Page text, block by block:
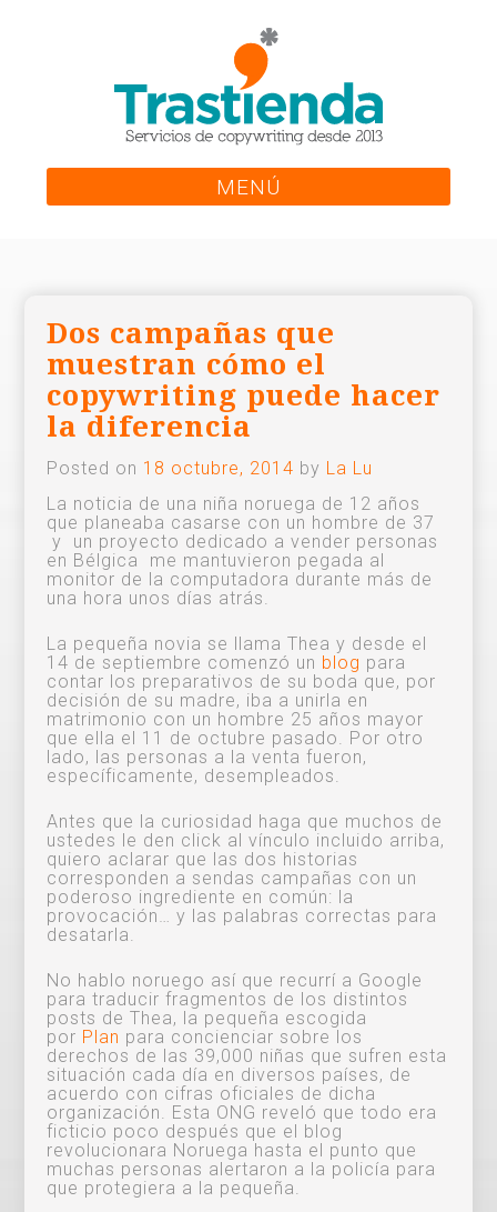
MENÚ
Dos campañas que
muestran cómo el
copywriting puede hacer
la diferencia
Posted on 18 octubre, 2014 by La Lu
La noticia de una niña noruega de 12 años
que planeaba casarse con un hombre de 37
y un proyecto dedicado a vender personas
en Bélgica me mantuvieron pegada al
monitor de la computadora durante más de
una hora unos días atrás.
La pequeña novia se llama Thea y desde el
14 de septiembre comenzó un blog para
contar los preparativos de su boda que, por
decisión de su madre, iba a unirla en
matrimonio con un hombre 25 años mayor
que ella el 11 de octubre pasado. Por otro
lado, las personas a la venta fueron,
específicamente, desempleados.
Antes que la curiosidad haga que muchos de
ustedes le den click al vínculo incluido arriba,
quiero aclarar que las dos historias
corresponden a sendas campañas con un
poderoso ingrediente en común: la
provocación… y las palabras correctas para
desatarla.
No hablo noruego así que recurrí a Google
para traducir fragmentos de los distintos
posts de Thea, la pequeña escogida
por Plan para concienciar sobre los
derechos de las 39,000 niñas que sufren esta
situación cada día en diversos países, de
acuerdo con cifras oficiales de dicha
organización. Esta ONG reveló que todo era
ficticio poco después que el blog
revolucionara Noruega hasta el punto que
muchas personas alertaron a la policía para
que protegiera a la pequeña.